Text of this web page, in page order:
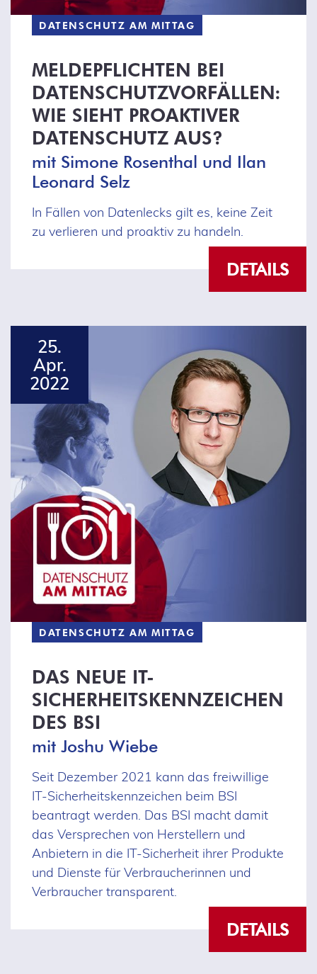
MELDEPFLICHTEN BEI
DATENSCHUTZVORFÄLLEN:
WIE SIEHT PROAKTIVER
DATENSCHUTZ AUS?
mit Simone Rosenthal und Ilan
Leonard Selz
In Fällen von Datenlecks gilt es, keine Zeit
zu verlieren und proaktiv zu handeln.
DETAILS
DATENSCHUTZ AM MITTAG
25.
Apr.
2022
DAS NEUE IT-
SICHERHEITSKENNZEICHEN
DES BSI
mit Joshu Wiebe
Seit Dezember 2021 kann das freiwillige
IT-Sicherheitskennzeichen beim BSI
beantragt werden. Das BSI macht damit
das Versprechen von Herstellern und
Anbietern in die IT-Sicherheit ihrer Produkte
und Dienste für Verbraucherinnen und
Verbraucher transparent.
DETAILS
DATENSCHUTZ AM MITTAG